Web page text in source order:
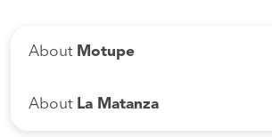
About Motupe
About La Matanza